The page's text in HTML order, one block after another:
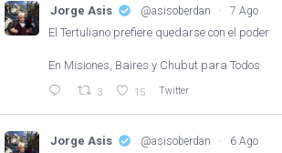
Jorge Asis @asisoberdan · 7 Ago
El Tertuliano prefiere quedarse con el poder
En Misiones, Baires y Chubut para Todos
3 15 Twitter
Jorge Asis @asisoberdan · 6 Ago